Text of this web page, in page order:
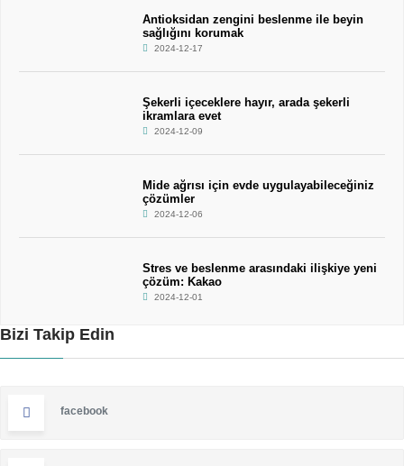
Antioksidan zengini beslenme ile beyin
sağlığını korumak
2024-12-17
Şekerli içeceklere hayır, arada şekerli
ikramlara evet
2024-12-09
Mide ağrısı için evde uygulayabileceğiniz
çözümler
2024-12-06
Stres ve beslenme arasındaki ilişkiye yeni
çözüm: Kakao
2024-12-01
Bizi Takip Edin
facebook